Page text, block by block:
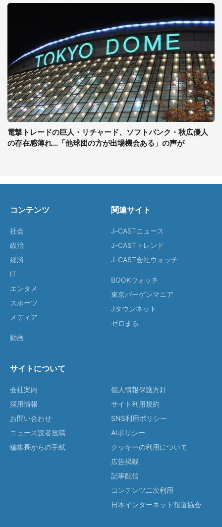
電撃トレードの巨人・リチャード、ソフトバンク・秋広優人
の存在感薄れ...「他球団の方が出場機会ある」の声が
コンテンツ
社会
政治
経済
IT
エンタメ
スポーツ
メディア
動画
関連サイト
J-CASTニュース
J-CASTトレンド
J-CAST会社ウォッチ
BOOKウォッチ
東京バーゲンマニア
Jタウンネット
ゼロまる
サイトについて
会社案内
採用情報
お問い合わせ
ニュース読者投稿
編集長からの手紙
個人情報保護方針
サイト利用規約
SNS利用ポリシー
AIポリシー
クッキーの利用について
広告掲載
記事配信
コンテンツ二次利用
日本インターネット報道協会